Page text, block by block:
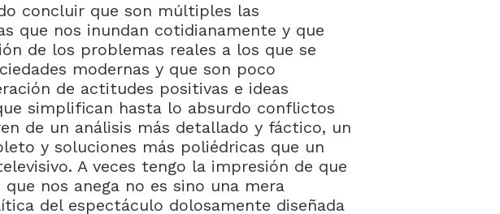
concluir que son múltiples las
que nos inundan cotidianamente y que
de los problemas reales a los que se
modernas y que son poco
de actitudes positivas e ideas
simplifican hasta lo absurdo conflictos
de un análisis más detallado y fáctico, un
y soluciones más poliédricas que un
A veces tengo la impresión de que
nos anega no es sino una mera
del espectáculo dolosamente diseñada